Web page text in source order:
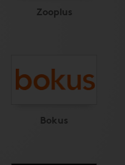
Zooplus
Bokus